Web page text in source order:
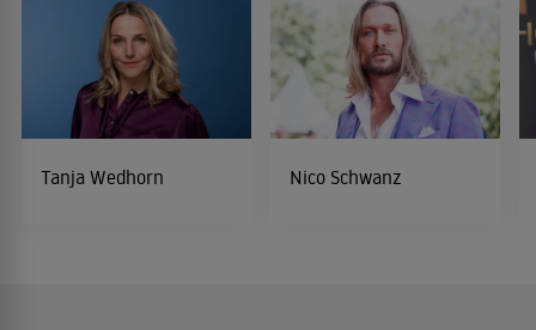
Tanja Wedhorn Nico Schwanz